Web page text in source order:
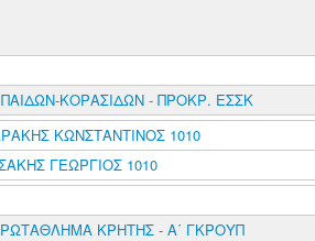
ΚΟΡΑΣΙΔΩΝ - ΠΡΟΚΡ. ΕΣΣΚ
ΚΩΝΣΤΑΝΤΙΝΟΣ 1010
ΓΕΩΡΓΙΟΣ 1010
ΚΡΗΤΗΣ - Α΄ ΓΚΡΟΥΠ